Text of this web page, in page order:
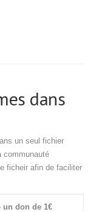
dans
un seul fichier
communauté
ficheir afin de faciliter
un don de 1€